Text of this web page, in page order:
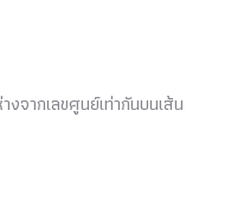
จากเลขศูนย์เท่ากันบนเส้น